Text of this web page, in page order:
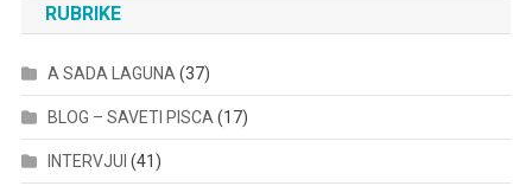
RUBRIKE
A SADA LAGUNA (37)
BLOG – SAVETI PISCA (17)
INTERVJUI (41)